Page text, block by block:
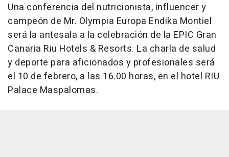
Una conferencia del nutricionista, influencer y
campeón de Mr. Olympia Europa Endika Montiel
será la antesala a la celebración de la EPIC Gran
Canaria Riu Hotels & Resorts. La charla de salud
y deporte para aficionados y profesionales será
el 10 de febrero, a las 16.00 horas, en el hotel RIU
Palace Maspalomas.